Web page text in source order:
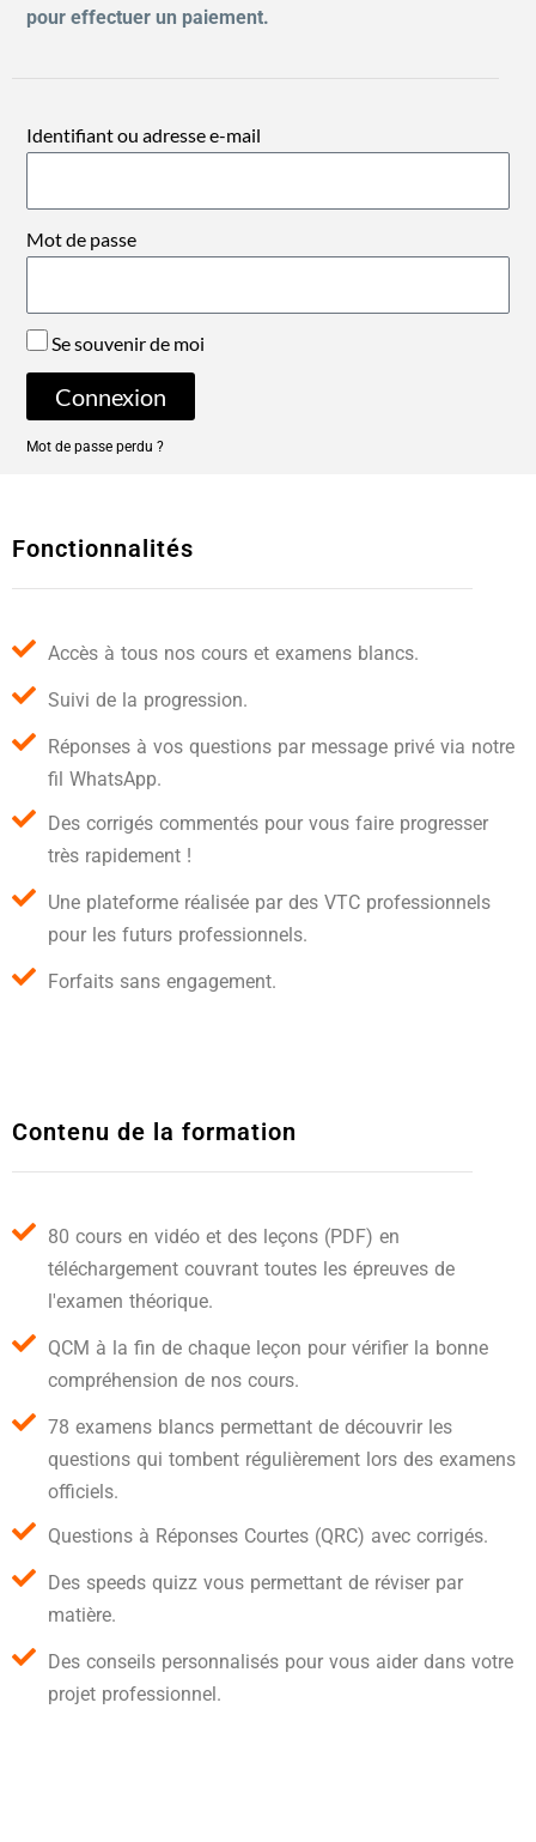
pour effectuer un paiement.
Identifiant ou adresse e-mail
Mot de passe
Se souvenir de moi
Connexion
Mot de passe perdu ?
Fonctionnalités
Accès à tous nos cours et examens blancs.
Suivi de la progression.
Réponses à vos questions par message privé via notre
fil WhatsApp.
Des corrigés commentés pour vous faire progresser
très rapidement !
Une plateforme réalisée par des VTC professionnels
pour les futurs professionnels.
Forfaits sans engagement.
Contenu de la formation
80 cours en vidéo et des leçons (PDF) en
téléchargement couvrant toutes les épreuves de
l'examen théorique.
QCM à la fin de chaque leçon pour vérifier la bonne
compréhension de nos cours.
78 examens blancs permettant de découvrir les
questions qui tombent régulièrement lors des examens
officiels.
Questions à Réponses Courtes (QRC) avec corrigés.
Des speeds quizz vous permettant de réviser par
matière.
Des conseils personnalisés pour vous aider dans votre
projet professionnel.